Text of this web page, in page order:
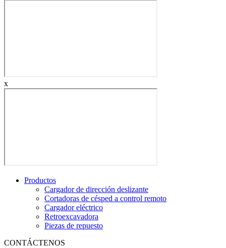
x
Productos
Cargador de dirección deslizante
Cortadoras de césped a control remoto
Cargador eléctrico
Retroexcavadora
Piezas de repuesto
CONTÁCTENOS